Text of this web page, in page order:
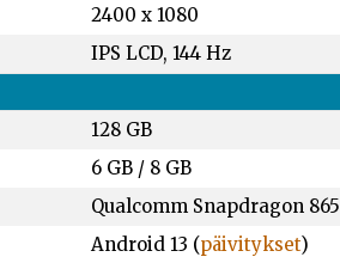
2400 x 1080
IPS LCD, 144 Hz
128 GB
6 GB / 8 GB
Qualcomm Snapdragon 865
Android 13 (päivitykset)